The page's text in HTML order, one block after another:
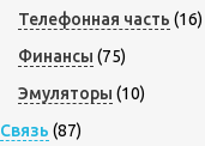
Телефонная часть (16)
Финансы (75)
Эмуляторы (10)
Связь (87)